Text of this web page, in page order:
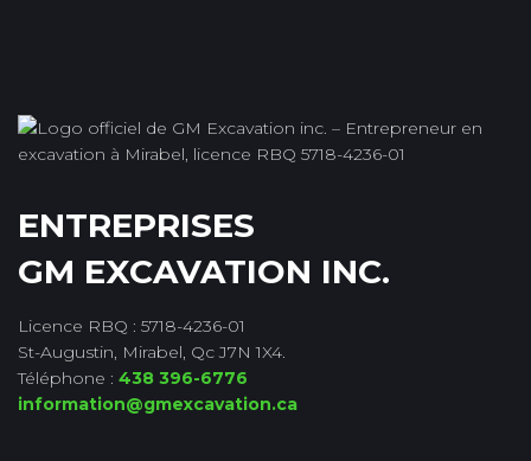
ENTREPRISES
GM EXCAVATION INC.
Licence RBQ : 5718-4236-01
St-Augustin, Mirabel, Qc J7N 1X4.
Téléphone : 438 396-6776
information@gmexcavation.ca